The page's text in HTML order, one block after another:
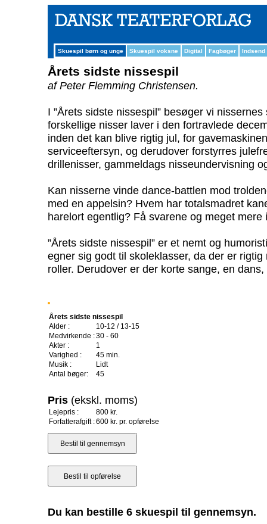
Skuespil børn og unge Skuespil voksne Digital Fagbøger Indsend
Årets sidste nissespil
af Peter Flemming Christensen.
I ”Årets sidste nissespil” besøger vi
forskellige nisser laver i den fortravlede
inden det kan blive rigtig jul, for
serviceeftersyn, og derudover forstyrres
drillenisser, gammeldags nisseundervisning
Kan nisserne vinde dance-battlen mod
med en appelsin? Hvem har totalsmadret
harelort egentlig? Få svarene og meget mere
”Årets sidste nissespil” er et nemt og
egner sig godt til skoleklasser, da der er
roller. Derudover er der korte sange, en
Årets sidste nissespil
Alder :
10-12 / 13-15
Medvirkende :30 - 60
Akter :
1
Varighed :
45 min.
Musik :
Lidt
Antal bøger:
45
Pris (ekskl. moms)
Lejepris :
800 kr.
Forfatterafgift :600 kr. pr. opførelse
Du kan bestille 6 skuespil til gennemsyn.